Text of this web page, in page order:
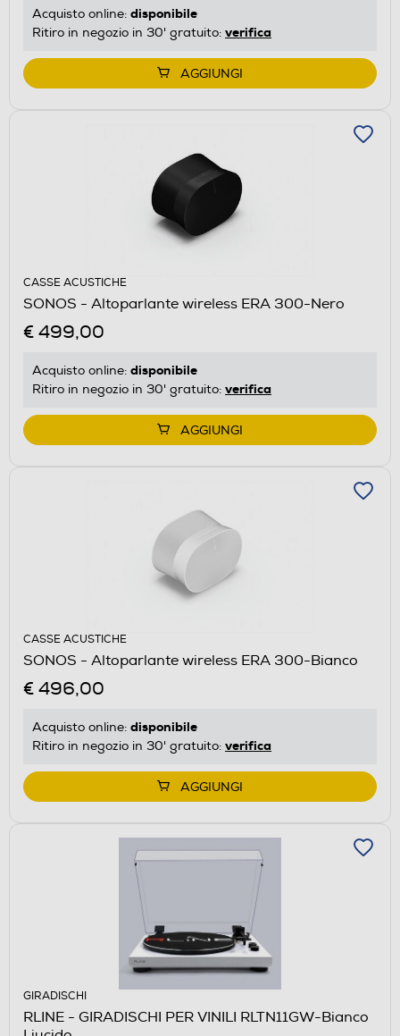
Acquisto online: disponibile
Ritiro in negozio in 30' gratuito: verifica
AGGIUNGI
CASSE ACUSTICHE
SONOS - Altoparlante wireless ERA 300-Nero
€ 499,00
Acquisto online: disponibile
Ritiro in negozio in 30' gratuito: verifica
AGGIUNGI
CASSE ACUSTICHE
SONOS - Altoparlante wireless ERA 300-Bianco
€ 496,00
Acquisto online: disponibile
Ritiro in negozio in 30' gratuito: verifica
AGGIUNGI
GIRADISCHI
RLINE - GIRADISCHI PER VINILI RLTN11GW-Bianco